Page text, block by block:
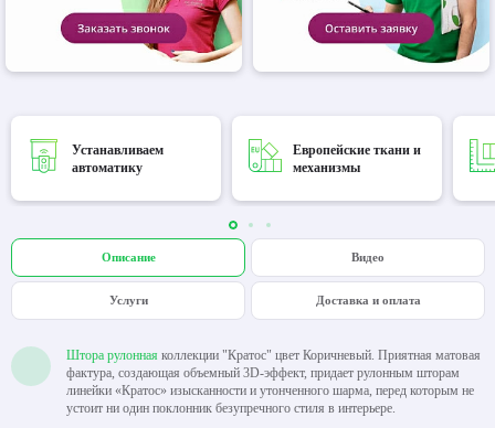
Устанавливаем
автоматику
Европейские ткани и
механизмы
Описание Видео
Услуги Доставка и оплата
Штора рулонная коллекции "Кратос" цвет Коричневый. Приятная матовая
фактура, создающая объемный 3D-эффект, придает рулонным шторам
линейки «Кратос» изысканности и утонченного шарма, перед которым не
устоит ни один поклонник безупречного стиля в интерьере.